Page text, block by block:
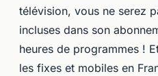
télévision, vous ne serez
incluses dans son
heures de programmes !
les fixes et mobiles en